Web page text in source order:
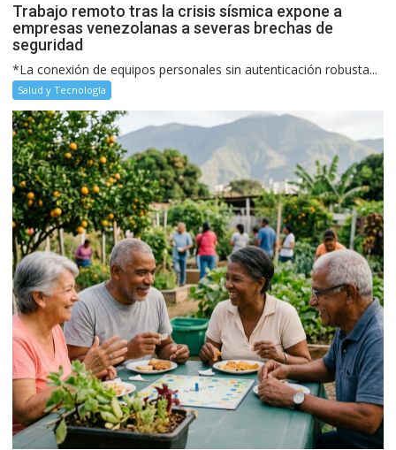
Trabajo remoto tras la crisis sísmica expone a
empresas venezolanas a severas brechas de
seguridad
*La conexión de equipos personales sin autenticación robusta...
Salud y Tecnología